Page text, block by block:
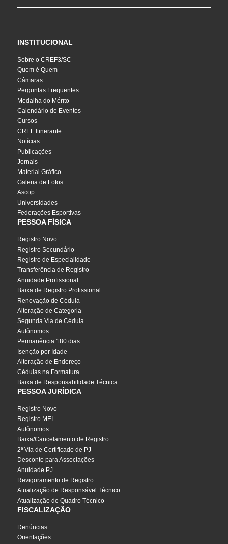
INSTITUCIONAL
Sobre o CREF3/SC
Quem é Quem
Câmaras
Perguntas Frequentes
Medalha do Mérito
Calendário de Eventos
Cursos
CREF Itinerante
Notícias
Publicações
Jornais
Material Gráfico
Galeria de Fotos
Ascop
Universidades
Federações Esportivas
PESSOA FÍSICA
Registro Novo
Registro Secundário
Registro de Especialidade
Transferência de Registro
Anuidade Profissional
Baixa de Registro Profissional
Renovação de Cédula
Alteração de Categoria
Segunda Via de Cédula
Autônomos
Permanência 180 dias
Isenção por Idade
Alteração de Endereço
Cédulas na Formatura
Baixa de Responsabilidade Técnica
PESSOA JURÍDICA
Registro Novo
Registro MEI
Autônomos
Baixa/Cancelamento de Registro
2ª Via de Certificado de PJ
Desconto para Associações
Anuidade PJ
Revigoramento de Registro
Atualização de Responsável Técnico
Atualização de Quadro Técnico
FISCALIZAÇÃO
Denúncias
Orientações